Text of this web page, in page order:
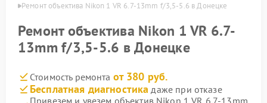
Ремонт объектива Nikon 1 VR 6.7-13mm f/3,5-5.6 в Донецке
Ремонт объектива Nikon 1 VR 6.7-
13mm f/3,5-5.6 в Донецке
Стоимость ремонта от 380 руб.
Бесплатная диагностика даже при отказе
Привезем и увезем объектив Nikon 1 VR 6.7-13mm